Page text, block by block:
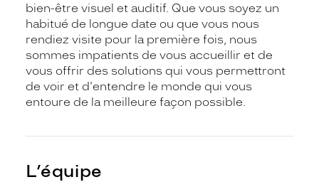
bien-être visuel et auditif. Que vous soyez un
habitué de longue date ou que vous nous
rendiez visite pour la première fois, nous
sommes impatients de vous accueillir et de
vous offrir des solutions qui vous permettront
de voir et d'entendre le monde qui vous
entoure de la meilleure façon possible.
L’équipe